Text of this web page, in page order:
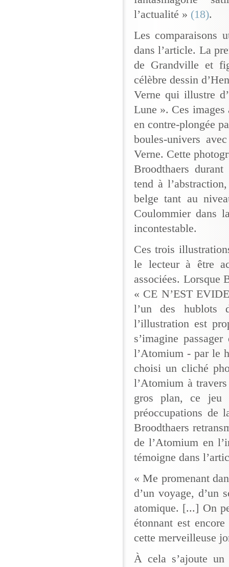
l’actualité » (18).
Les comparaisons
dans l’article. La
de Grandville et
célèbre dessin
Verne qui illustre
Lune ». Ces images
en contre-plongée
boules-univers
Verne. Cette
Broodthaers
tend à
belge tant au
Coulommier dans
incontestable.
Ces trois
le lecteur à être
associées. Lorsque
« CE N’EST
l’un des hublots
l’illustration est
s’imagine
l’Atomium - par le
choisi un cliché
l’Atomium à
gros plan, ce jeu
préoccupations de
Broodthaers
de l’Atomium en
témoigne dans
« Me promenant
d’un voyage, d’un
atomique. [...] On
étonnant est
cette merveilleuse
À cela s’ajoute